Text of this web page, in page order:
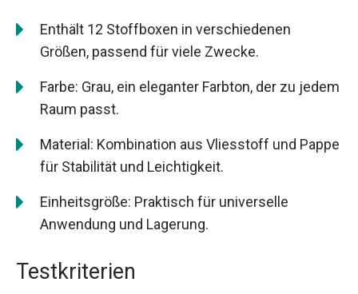
Enthält 12 Stoffboxen in verschiedenen
Größen, passend für viele Zwecke.
Farbe: Grau, ein eleganter Farbton, der zu jedem
Raum passt.
Material: Kombination aus Vliesstoff und Pappe
für Stabilität und Leichtigkeit.
Einheitsgröße: Praktisch für universelle
Anwendung und Lagerung.
Testkriterien